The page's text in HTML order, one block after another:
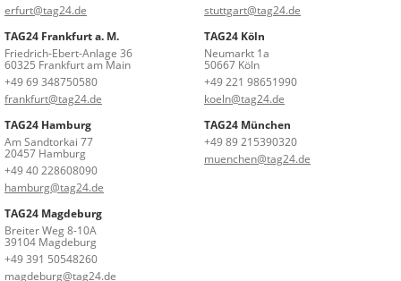
erfurt@tag24.de
stuttgart@tag24.de
TAG24 Frankfurt a. M.
Friedrich-Ebert-Anlage 36
60325 Frankfurt am Main
+49 69 348750580
frankfurt@tag24.de
TAG24 Köln
Neumarkt 1a
50667 Köln
+49 221 98651990
koeln@tag24.de
TAG24 Hamburg
Am Sandtorkai 77
20457 Hamburg
+49 40 228608090
hamburg@tag24.de
TAG24 München
+49 89 215390320
muenchen@tag24.de
TAG24 Magdeburg
Breiter Weg 8-10A
39104 Magdeburg
+49 391 50548260
magdeburg@tag24.de